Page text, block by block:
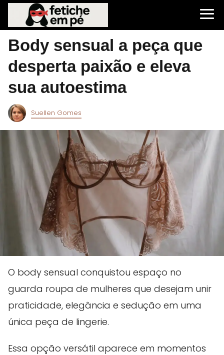
Body sensual a peça que
desperta paixão e eleva
sua autoestima
Suellen Gomes
O body sensual conquistou espaço no
guarda roupa de mulheres que desejam unir
praticidade, elegância e sedução em uma
única peça de lingerie.
Essa opção versátil aparece em momentos